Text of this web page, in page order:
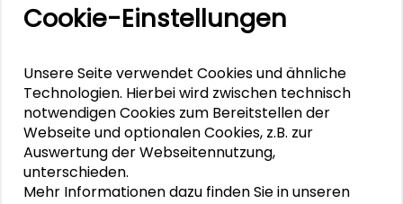
ExLibris: Superschwache Beziehungen
Wie werden Menschen voneinander beeinflusst?
Wie orientieren sie sich an dem Verhalten anderer?
Darüber sprachen wir mit Prof. Dr. Christian
Cookie-Einstellungen
Unsere Seite verwendet Cookies und ähnliche
Technologien. Hierbei wird zwischen technisch
notwendigen Cookies zum Bereitstellen der
Webseite und optionalen Cookies, z.B. zur
Auswertung der Webseitennutzung,
unterschieden.
Mehr Informationen dazu finden Sie in unseren